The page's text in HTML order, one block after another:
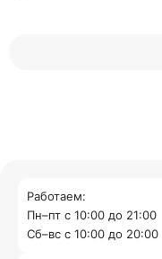
Работаем:
Пн–пт с 10:00 до 21:00
Cб–вс с 10:00 до 20:00